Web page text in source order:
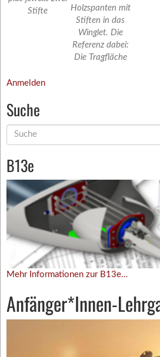
Stifte
Holzspanten mit
Stiften in das
Winglet. Die
Referenz dabei:
Die Tragfläche
Anmelden
Suche
Suche
nach:
B13e
Mehr Informationen zur B13e…
Anfänger*Innen-